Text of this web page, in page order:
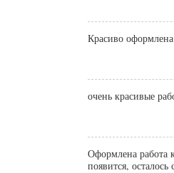
Красиво
очень красивые
Оформлена работа красиво и со вкусом,
появится,